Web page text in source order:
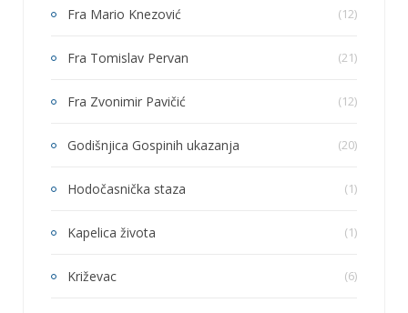
Fra Mario Knezović (12)
Fra Tomislav Pervan (21)
Fra Zvonimir Pavičić (12)
Godišnjica Gospinih ukazanja (20)
Hodočasnička staza (1)
Kapelica života (1)
Križevac (6)